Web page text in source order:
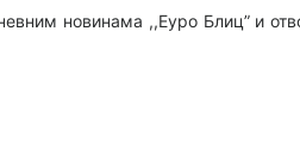
новинама ,,Еуро Блиц” и